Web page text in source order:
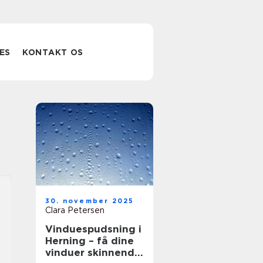
KONTAKT OS
30. november 2025
Clara Petersen
Vinduespudsning i
Herning – få dine
vinduer skinnende